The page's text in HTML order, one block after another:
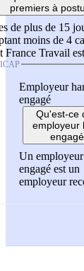
premiers à
de plus de 15
moins de 4
France Travail
Employeur
engagé
Qu'est-ce
employeur
Un
engagé est un
employeur